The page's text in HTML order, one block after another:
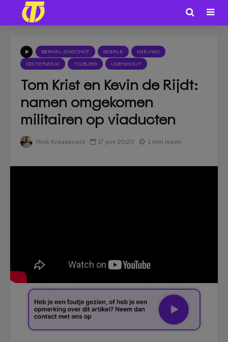
BERKEL-ENSCHOT GOIRLE NIEUWS
OISTERWIJK TILBURG UDENHOUT
Tom Krist en Kevin de Rijdt:
namen omgekomen
militairen op viaducten
Rick Kraaijeveld 17 juni 2020 1 min. lezen